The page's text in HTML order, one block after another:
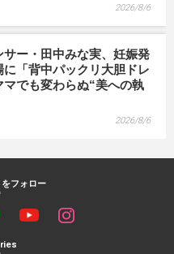
2026/8/6
サー・田中みな実、妊娠発
「背中パックリ大胆ドレ
マでも変わらぬ“美への執
2026/8/6
フォロー